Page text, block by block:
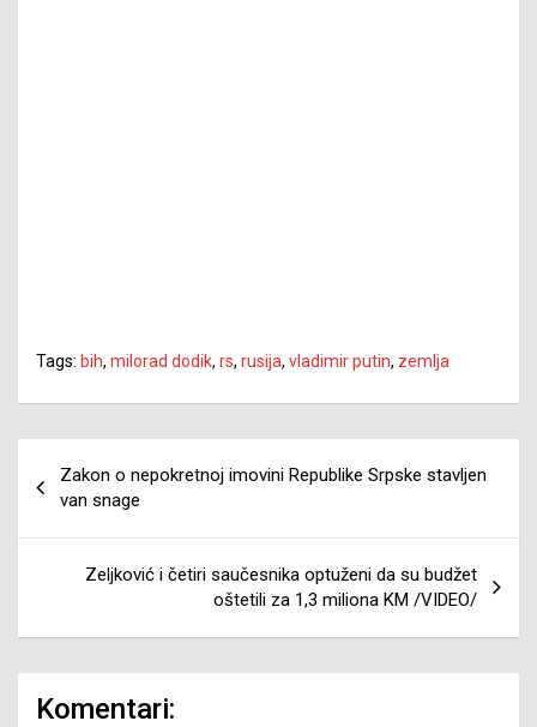
Tags: bih, milorad dodik, rs, rusija, vladimir putin, zemlja
članaka
Zakon o nepokretnoj imovini Republike Srpske stavljen
van snage
Zeljković i četiri saučesnika optuženi da su budžet
oštetili za 1,3 miliona KM /VIDEO/
Komentari: